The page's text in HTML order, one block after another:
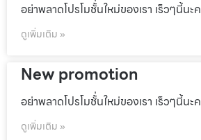
อย่าพลาดโปรโมชั้่นใหม่ของเรา เร็วๆนี้นะค
ดูเพิ่มเติม »
New promotion
อย่าพลาดโปรโมชั้่นใหม่ของเรา เร็วๆนี้นะค
ดูเพิ่มเติม »